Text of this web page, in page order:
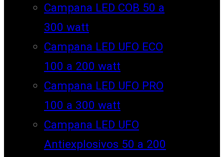
Campana LED COB 50 a
300 watt
Campana LED UFO ECO
100 a 200 watt
Campana LED UFO PRO
100 a 300 watt
Campana LED UFO
Antiexplosivos 50 a 200